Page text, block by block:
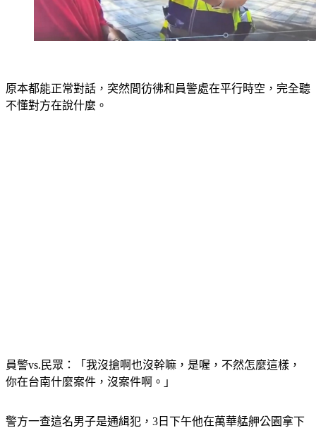
原本都能正常對話，突然間彷彿和員警處在平行時空，完全聽
不懂對方在說什麼。
員警vs.民眾：「我沒搶啊也沒幹嘛，是喔，不然怎麼這樣，
你在台南什麼案件，沒案件啊。」
警方一查這名男子是通緝犯，3日下午他在萬華艋舺公園拿下